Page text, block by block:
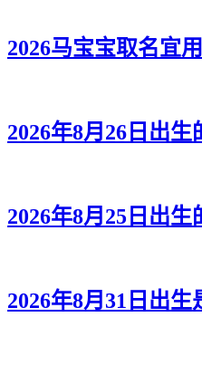
2026马宝宝取名宜
2026年8月26日出
2026年8月25日出
2026年8月31日出